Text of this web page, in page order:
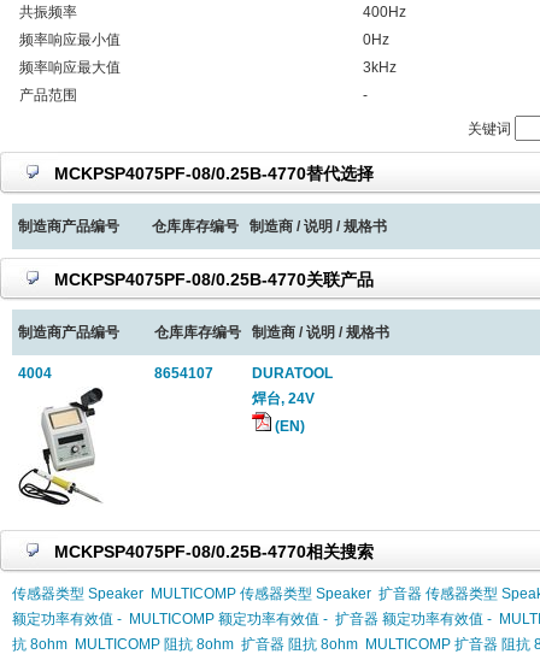
共振频率
400Hz
频率响应最小值
0Hz
频率响应最大值
3kHz
产品范围
-
关键词
MCKPSP4075PF-08/0.25B-4770替代选择
制造商产品编号 仓库库存编号 制造商 / 说明 / 规格书
MCKPSP4075PF-08/0.25B-4770关联产品
制造商产品编号 仓库库存编号 制造商 / 说明 / 规格书
4004 8654107
DURATOOL
焊台, 24V
(EN)
MCKPSP4075PF-08/0.25B-4770相关搜索
传感器类型 Speaker MULTICOMP 传感器类型 Speaker 扩音器 传感器类型
额定功率有效值 - MULTICOMP 额定功率有效值 - 扩音器 额定功率有效值 -
抗 8ohm MULTICOMP 阻抗 8ohm 扩音器 阻抗 8ohm MULTICOMP 扩音器 阻抗